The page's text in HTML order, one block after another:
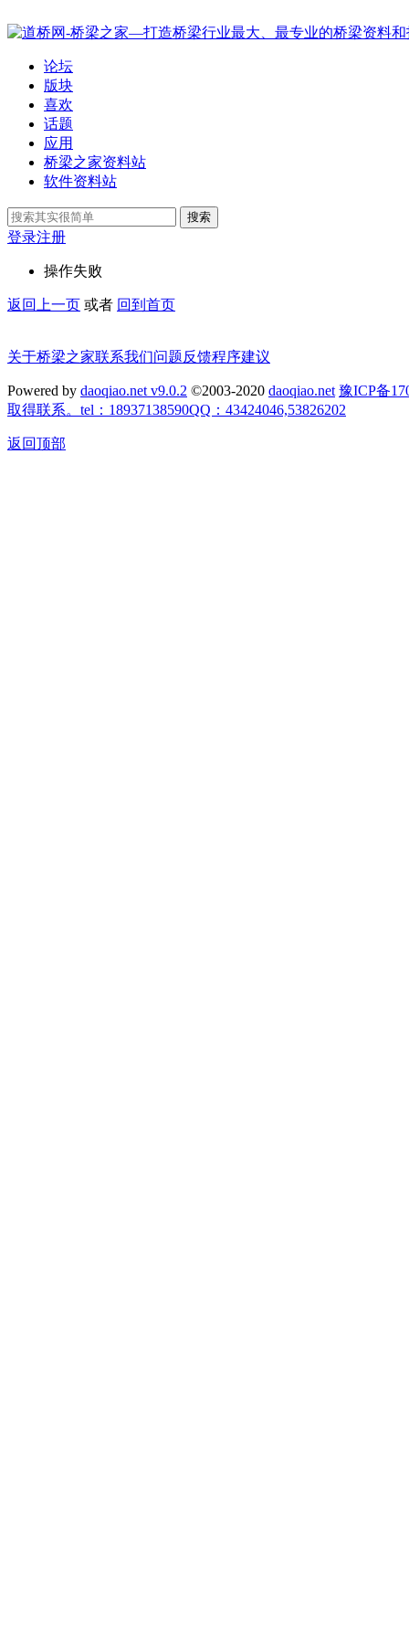
论坛
版块
喜欢
话题
应用
桥梁之家资料站
软件资料站
搜索
登录注册
操作失败
返回上一页 或者 回到首页
关于桥梁之家联系我们问题反馈程序建议
Powered by daoqiao.net v9.0.2 ©2003-2020 daoqiao.net 豫ICP备
取得联系。tel：18937138590QQ：43424046,53826202
返回顶部